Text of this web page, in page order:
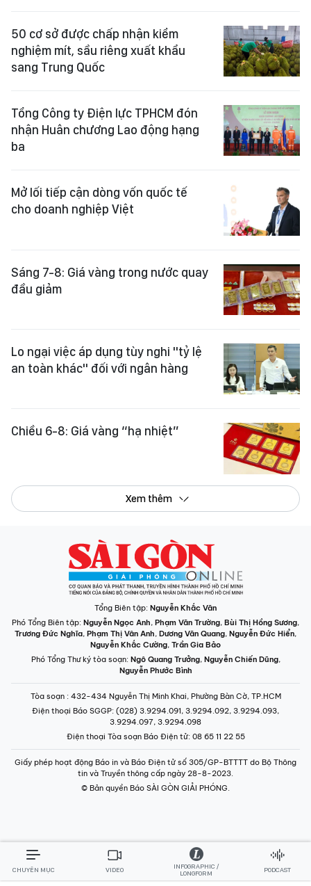
50 cơ sở được chấp nhận kiểm
nghiệm mít, sầu riêng xuất khẩu
sang Trung Quốc
Tổng Công ty Điện lực TPHCM đón
nhận Huân chương Lao động hạng
ba
Mở lối tiếp cận dòng vốn quốc tế
cho doanh nghiệp Việt
Sáng 7-8: Giá vàng trong nước quay
đầu giảm
Lo ngại việc áp dụng tùy nghi "tỷ lệ
an toàn khác" đối với ngân hàng
Chiều 6-8: Giá vàng “hạ nhiệt”
Xem thêm
Tổng Biên tập: Nguyễn Khắc Văn
Phó Tổng Biên tập: Nguyễn Ngọc Anh, Phạm Văn Trường, Bùi Thị Hồng Sương,
Trương Đức Nghĩa, Phạm Thị Vân Anh, Dương Văn Quang, Nguyễn Đức Hiển,
Nguyễn Khắc Cường, Trần Gia Bảo
Phó Tổng Thư ký tòa soạn: Ngô Quang Trưởng, Nguyễn Chiến Dũng,
Nguyễn Phước Bình
Tòa soạn : 432-434 Nguyễn Thị Minh Khai, Phường Bàn Cờ, TP.HCM
Điện thoại Báo SGGP: (028) 3.9294.091, 3.9294.092, 3.9294.093,
3.9294.097, 3.9294.098
Điện thoại Tòa soạn Báo Điện tử: 08 65 11 22 55
Giấy phép hoạt động Báo in và Báo Điện tử số 305/GP-BTTTT do Bộ Thông
tin và Truyền thông cấp ngày 28-8-2023.
© Bản quyền Báo SÀI GÒN GIẢI PHÓNG.
CHUYÊN MỤC VIDEO
INFOGRAPHIC /
LONGFORM
PODCAST